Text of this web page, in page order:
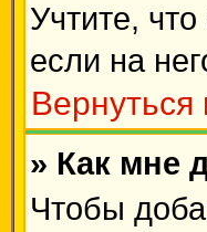
Учтите,
если на
Вернуться
» Как мне
Чтобы